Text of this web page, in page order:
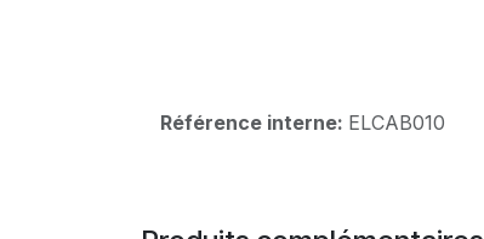
Référence interne: ELCAB010